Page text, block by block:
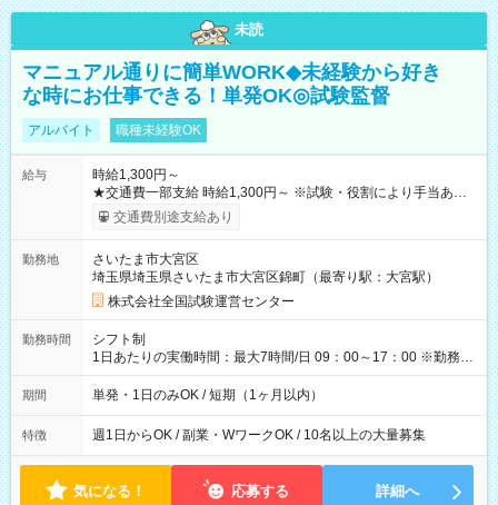
未読
マニュアル通りに簡単WORK◆未経験から好き
な時にお仕事できる！単発OK◎試験監督
アルバイト 職種未経験OK
給与
時給1,300円～
★交通費一部支給 時給1,300円～ ※試験・役割により手当あり
※勤務回数により昇給あり 【即給（前払い）オプションあ
り！】 希望される場合、勤務から1週間ほどで給与の一部を受け
例】 ・河合塾模擬試験 8:30～17:30（休憩1時間） 時給1,300円
×8時間＝日収10,400円＋交通費 ※当日の役割により時給＋100
円の場合あり ・国家試験 7:00～13:30（休憩なし） 時給1,300
円（役割手当＋100円）×6時間＝日収8,400円＋交通費 【試用期
間】試用期間なし
交通費別途支給あり
勤務地
さいたま市大宮区
埼玉県埼玉県さいたま市大宮区錦町（最寄り駅：大宮駅）
株式会社全国試験運営センター
勤務時間
シフト制
1日あたりの実働時間：最大7時間/日 09：00～17：00 ※勤務時
間は 試験により異なります。
期間 単発・1日のみOK / 短期（1ヶ月以内）
特徴 週1日からOK / 副業・WワークOK / 10名以上の大量募集
気になる！ 応募する 詳細へ